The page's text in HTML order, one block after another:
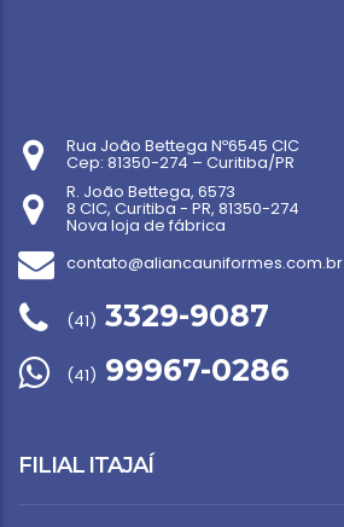
Rua João Bettega Nº6545 CIC
Cep: 81350-274 – Curitiba/PR
R. João Bettega, 6573
8 CIC, Curitiba - PR, 81350-274
Nova loja de fábrica
contato@aliancauniformes.com.br
(41) 3329-9087
(41) 99967-0286
FILIAL ITAJAÍ